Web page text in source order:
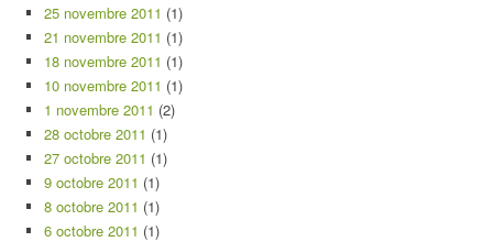
25 novembre 2011 (1)
21 novembre 2011 (1)
18 novembre 2011 (1)
10 novembre 2011 (1)
1 novembre 2011 (2)
28 octobre 2011 (1)
27 octobre 2011 (1)
9 octobre 2011 (1)
8 octobre 2011 (1)
6 octobre 2011 (1)